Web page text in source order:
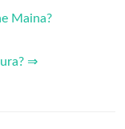
Maina?
⇒